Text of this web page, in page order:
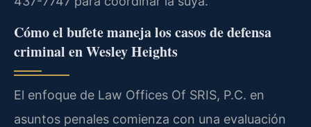
Cómo el bufete maneja los casos de defensa
criminal en Wesley Heights
El enfoque de Law Offices Of SRIS, P.C. en
asuntos penales comienza con una evaluación